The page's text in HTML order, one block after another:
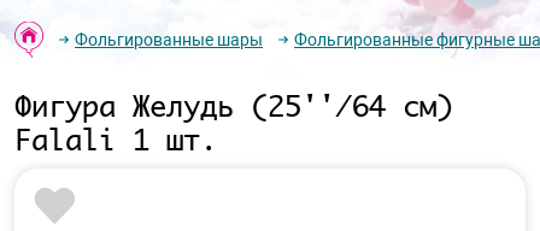
Фольгированные шары Фольгированные фигурные
Фигура Желудь (25''/64 см)
Falali 1 шт.